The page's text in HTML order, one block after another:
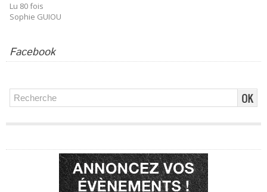
Lu 80 fois
Sophie GUIOU
Facebook